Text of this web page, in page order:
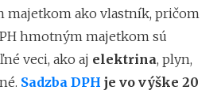
majetkom ako vlastník, pričom
hmotným majetkom sú
veci, ako aj elektrina, plyn,
Sadzba DPH je vo výške 20